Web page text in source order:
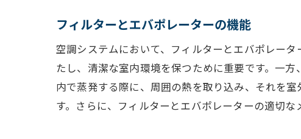
フィルターとエバポレーターの機能
空調システムにおいて、フィルターとエバポレー
たし、清潔な室内環境を保つために重要です。一
内で蒸発する際に、周囲の熱を取り込み、それを
す。さらに、フィルターとエバポレーターの適切